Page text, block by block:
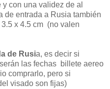
con una validez de al
de entrada a Rusia también
x 4.5 cm (no valen
de Rusia, es decir si
las fechas billete aereo
comprarlo, pero si
visado son fijas)